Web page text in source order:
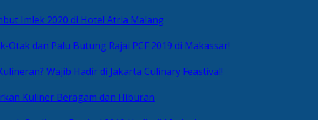
Imlek 2020 di Hotel Atria Malang
Otak dan Palu Butung Rajai PCF 2019 di Makassar!
Wajib Hadir di Jakarta Culinary Feastival!
Kuliner Beragam dan Hiburan